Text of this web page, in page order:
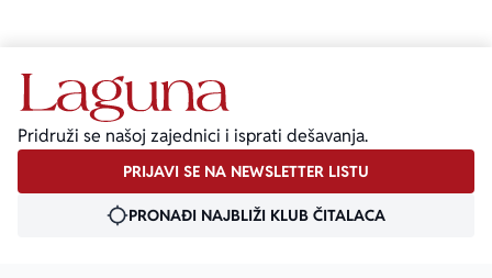
Pridruži se našoj zajednici i isprati dešavanja.
PRIJAVI SE NA NEWSLETTER LISTU
PRONAĐI NAJBLIŽI KLUB ČITALACA